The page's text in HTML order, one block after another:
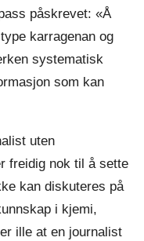
påskrevet: «Å
karragenan og
systematisk
som kan
uten
freidig nok til å sette
kan diskuteres på
i kjemi,
ille at en journalist